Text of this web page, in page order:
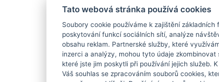
Tato webová stránka používá cookies
Soubory cookie používáme k zajištění základních
poskytování funkcí sociálních sítí, analýze
obsahu reklam. Partnerské služby, které
inzerci a analýzy, mohou tyto údaje zkombinovat
které jste jim poskytli při používání jejich služeb.
Váš souhlas se zpracováním souborů cookies,